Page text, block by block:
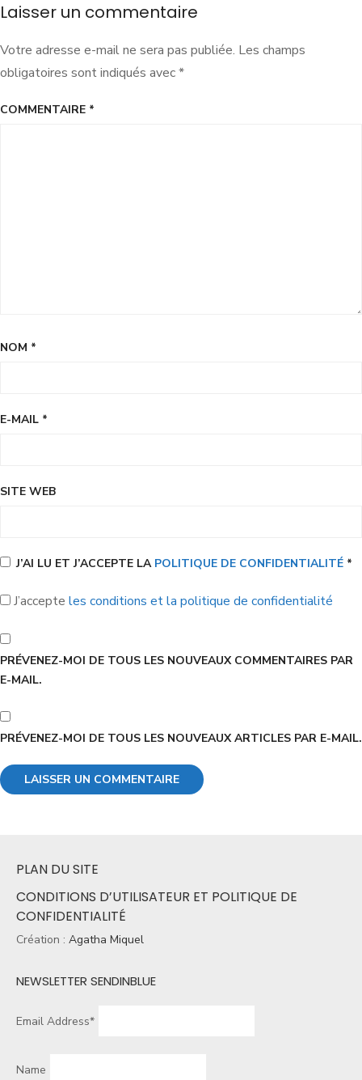
Laisser un commentaire
Votre adresse e-mail ne sera pas publiée. Les champs
obligatoires sont indiqués avec*
COMMENTAIRE *
NOM *
E-MAIL *
SITE WEB
J’AI LU ET J’ACCEPTE LA POLITIQUE DE CONFIDENTIALITÉ *
J’accepte les conditions et la politique de confidentialité
PRÉVENEZ-MOI DE TOUS LES NOUVEAUX COMMENTAIRES PAR
E-MAIL.
PRÉVENEZ-MOI DE TOUS LES NOUVEAUX ARTICLES PAR E-MAIL.
PLAN DU SITE
CONDITIONS D’UTILISATEUR ET POLITIQUE DE
CONFIDENTIALITÉ
Création : Agatha Miquel
NEWSLETTER SENDINBLUE
Email Address*
Name